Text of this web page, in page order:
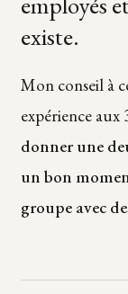
existe.
Mon conseil à
expérience aux
donner une
un bon
groupe avec